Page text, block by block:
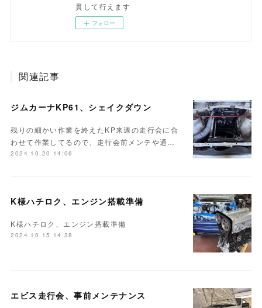
貫して行えます
フォロー
関連記事
ジムカーナKP61、シェイクダウン
残りの細かい作業を終えたKP来週の走行会に合
わせて作業してるので、走行会前メンテや通…
2024.10.20 14:06
K様ハチロク、エンジン搭載準備
K様ハチロク、エンジン搭載準備
2024.10.15 14:38
エビス走行会、事前メンテナンス